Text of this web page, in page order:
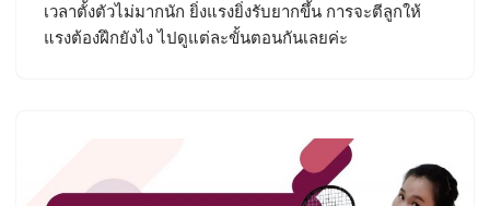
เวลาตั้งตัวไม่มากนัก ยิ่งแรงยิ่งรับยากขึ้น การจะตีลูกให้
แรงต้องฝึกยังไง ไปดูแต่ละขั้นตอนกันเลยค่ะ